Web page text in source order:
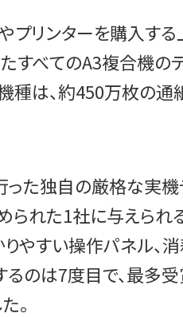
リンターを購入する
すべてのA3複合機の
種は、約450万枚の
った独自の厳格な実機
れた1社に与えられ
やすい操作パネル、
るのは7度目で、最多
。